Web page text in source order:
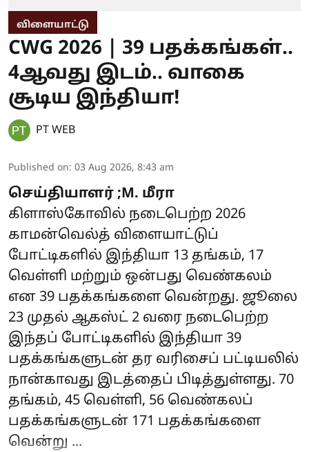
விளையாட்டு
CWG 2026 | 39 பதக்கங்கள்..
4ஆவது இடம்.. வாகை
சூடிய இந்தியா!
PT WEB
Published on: 03 Aug 2026, 8:43 am
செய்தியாளர் ;M. மீரா
கிளாஸ்கோவில் நடைபெற்ற 2026
காமன்வெல்த் விளையாட்டுப்
போட்டிகளில் இந்தியா 13 தங்கம், 17
வெள்ளி மற்றும் ஒன்பது வெண்கலம்
என 39 பதக்கங்களை வென்றது. ஜூலை
23 முதல் ஆகஸ்ட் 2 வரை நடைபெற்ற
இந்தப் போட்டிகளில் இந்தியா 39
பதக்கங்களுடன் தர வரிசைப் பட்டியலில்
நான்காவது இடத்தைப் பிடித்துள்ளது. 70
தங்கம், 45 வெள்ளி, 56 வெண்கலப்
பதக்கங்களுடன் 171 பதக்கங்களை
வென்று ...